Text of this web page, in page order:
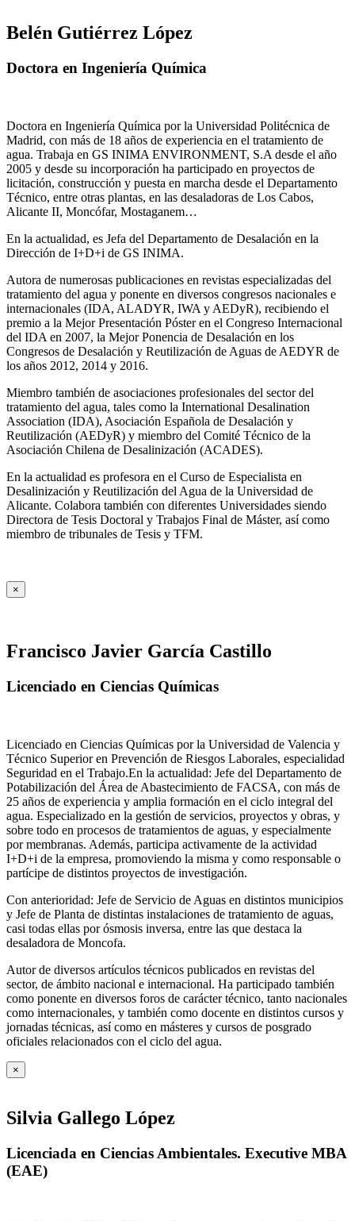
Belén Gutiérrez López
Doctora en Ingeniería Química
Doctora en Ingeniería Química por la Universidad Politécnica de
Madrid, con más de 18 años de experiencia en el tratamiento de
agua. Trabaja en GS INIMA ENVIRONMENT, S.A desde el año
2005 y desde su incorporación ha participado en proyectos de
licitación, construcción y puesta en marcha desde el Departamento
Técnico, entre otras plantas, en las desaladoras de Los Cabos,
Alicante II, Moncófar, Mostaganem…
En la actualidad, es Jefa del Departamento de Desalación en la
Dirección de I+D+i de GS INIMA.
Autora de numerosas publicaciones en revistas especializadas del
tratamiento del agua y ponente en diversos congresos nacionales e
internacionales (IDA, ALADYR, IWA y AEDyR), recibiendo el
premio a la Mejor Presentación Póster en el Congreso Internacional
del IDA en 2007, la Mejor Ponencia de Desalación en los
Congresos de Desalación y Reutilización de Aguas de AEDYR de
los años 2012, 2014 y 2016.
Miembro también de asociaciones profesionales del sector del
tratamiento del agua, tales como la International Desalination
Association (IDA), Asociación Española de Desalación y
Reutilización (AEDyR) y miembro del Comité Técnico de la
Asociación Chilena de Desalinización (ACADES).
En la actualidad es profesora en el Curso de Especialista en
Desalinización y Reutilización del Agua de la Universidad de
Alicante. Colabora también con diferentes Universidades siendo
Directora de Tesis Doctoral y Trabajos Final de Máster, así como
miembro de tribunales de Tesis y TFM.
×
Francisco Javier García Castillo
Licenciado en Ciencias Químicas
Licenciado en Ciencias Químicas por la Universidad de Valencia y
Técnico Superior en Prevención de Riesgos Laborales, especialidad
Seguridad en el Trabajo.En la actualidad: Jefe del Departamento de
Potabilización del Área de Abastecimiento de FACSA, con más de
25 años de experiencia y amplia formación en el ciclo integral del
agua. Especializado en la gestión de servicios, proyectos y obras, y
sobre todo en procesos de tratamientos de aguas, y especialmente
por membranas. Además, participa activamente de la actividad
I+D+i de la empresa, promoviendo la misma y como responsable o
partícipe de distintos proyectos de investigación.
Con anterioridad: Jefe de Servicio de Aguas en distintos municipios
y Jefe de Planta de distintas instalaciones de tratamiento de aguas,
casi todas ellas por ósmosis inversa, entre las que destaca la
desaladora de Moncofa.
Autor de diversos artículos técnicos publicados en revistas del
sector, de ámbito nacional e internacional. Ha participado también
como ponente en diversos foros de carácter técnico, tanto nacionales
como internacionales, y también como docente en distintos cursos y
jornadas técnicas, así como en másteres y cursos de posgrado
oficiales relacionados con el ciclo del agua.
×
Silvia Gallego López
Licenciada en Ciencias Ambientales. Executive MBA
(EAE)